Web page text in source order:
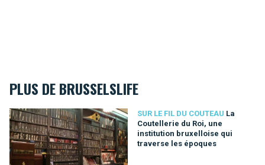
PLUS DE BRUSSELSLIFE
SUR LE FIL DU COUTEAU La
Coutellerie du Roi, une
institution bruxelloise qui
traverse les époques
La Coutellerie du Roi, une institution bruxelloise qui traverse